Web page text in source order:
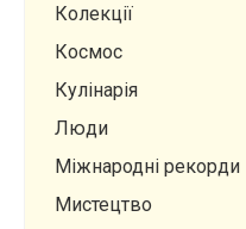
Колекції
Космос
Кулінарія
Люди
Міжнародні рекорди
Мистецтво